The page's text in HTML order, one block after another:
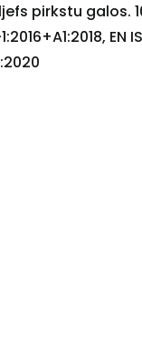
pirkstu galos.
EN